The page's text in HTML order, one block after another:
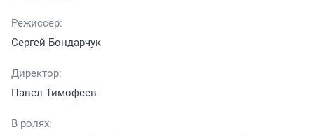
Режиссер:
Сергей Бондарчук
Директор:
Павел Тимофеев
В ролях: